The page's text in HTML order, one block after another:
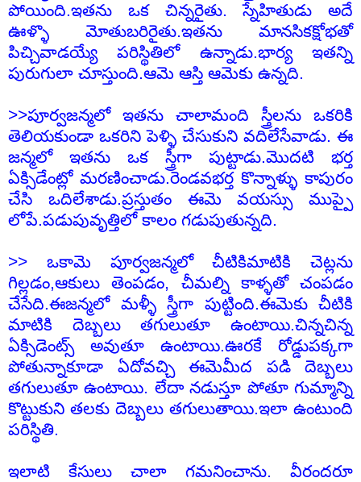
పోయింది.ఇతను ఒక చిన్నరైతు. స్నేహితుడు అదే
ఊళ్ళొ మోతుబరిరైతు.ఇతను మానసికక్షోభతో
పిచ్చివాడయ్యే పరిస్థితిలో ఉన్నాడు.భార్య ఇతన్ని
పురుగులా చూస్తుంది.ఆమె ఆస్తి ఆమెకు ఉన్నది.
>>పూర్వజన్మలో ఇతను చాలామంది స్త్రీలను ఒకరికి
తెలియకుండా ఒకరిని పెళ్ళి చేసుకుని వదిలేసేవాడు. ఈ
జన్మలో ఇతను ఒక స్త్రీగా పుట్టాడు.మొదటి భర్త
ఏక్సిడేంట్లో మరణించాడు.రెండవభర్త కొన్నాళ్ళు కాపురం
చేసి ఒదిలేశాడు.ప్రస్తుతం ఈమె వయస్సు ముప్పై
లోపే.పడుపువృత్తిలో కాలం గడుపుతున్నది.
>> ఒకామె పూర్వజన్మలో చీటికిమాటికి చెట్లను
గిల్లడం,ఆకులు తెంపడం, చీమల్ని కాళ్ళతో చంపడం
చేసేది.ఈజన్మలో మళ్ళీ స్త్రీగా పుట్టింది.ఈమెకు చీటికి
మాటికి దెబ్బలు తగులుతూ ఉంటాయి.చిన్నచిన్న
ఏక్సిడెంట్స్ అవుతూ ఉంటాయి.ఊరకే రోడ్డుపక్కగా
పోతున్నాకూడా ఏదోవచ్చి ఈమెమీద పడి దెబ్బలు
తగులుతూ ఉంటాయి. లేదా నడుస్తూ పోతూ గుమ్మాన్ని
కొట్టుకుని తలకు దెబ్బలు తగులుతాయి.ఇలా ఉంటుంది
పరిస్థితి.
ఇలాటి కేసులు చాలా గమనించాను. వీరందరూ